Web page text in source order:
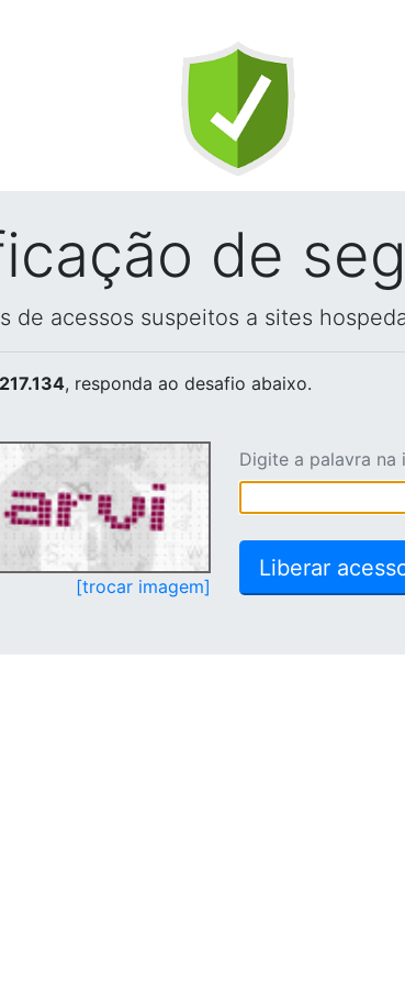
de
de acessos suspeitos a sites
, responda ao desafio abaixo.
[trocar imagem]
Digite a palavra na